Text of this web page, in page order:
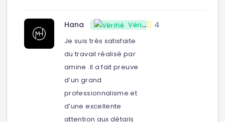
Hana Vérifié 4
Je suis très satisfaite
du travail réalisé par
amine .Il a fait preuve
d’un grand
professionnalisme et
d’une excellente
attention aux détails